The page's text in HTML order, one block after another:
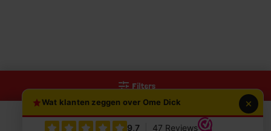
0
Filters
Wat klanten zeggen over Ome Dick